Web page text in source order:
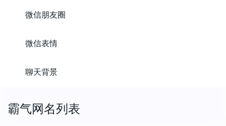
微信朋友圈
微信表情
聊天背景
霸气网名列表